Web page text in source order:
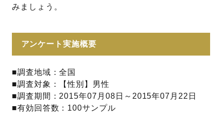
みましょう。
アンケート実施概要
■調査地域：全国
■調査対象：【性別】男性
■調査期間：2015年07月08日～2015年07月22日
■有効回答数：100サンプル